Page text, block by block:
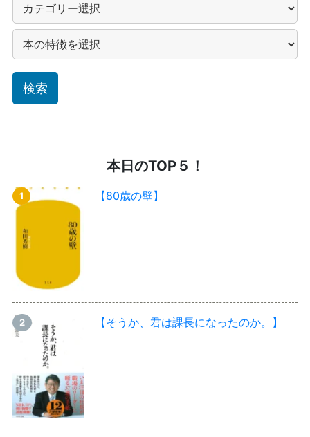
本日のTOP５！
【80歳の壁】
【そうか、君は課長になったのか。】